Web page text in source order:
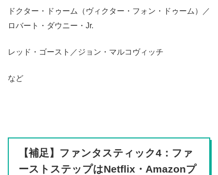
ドクター・ドゥーム（ヴィクター・フォン・ドゥーム）／
ロバート・ダウニー・Jr.
レッド・ゴースト／ジョン・マルコヴィッチ
など
【補足】ファンタスティック4：ファ
ーストステップはNetflix・Amazonプ